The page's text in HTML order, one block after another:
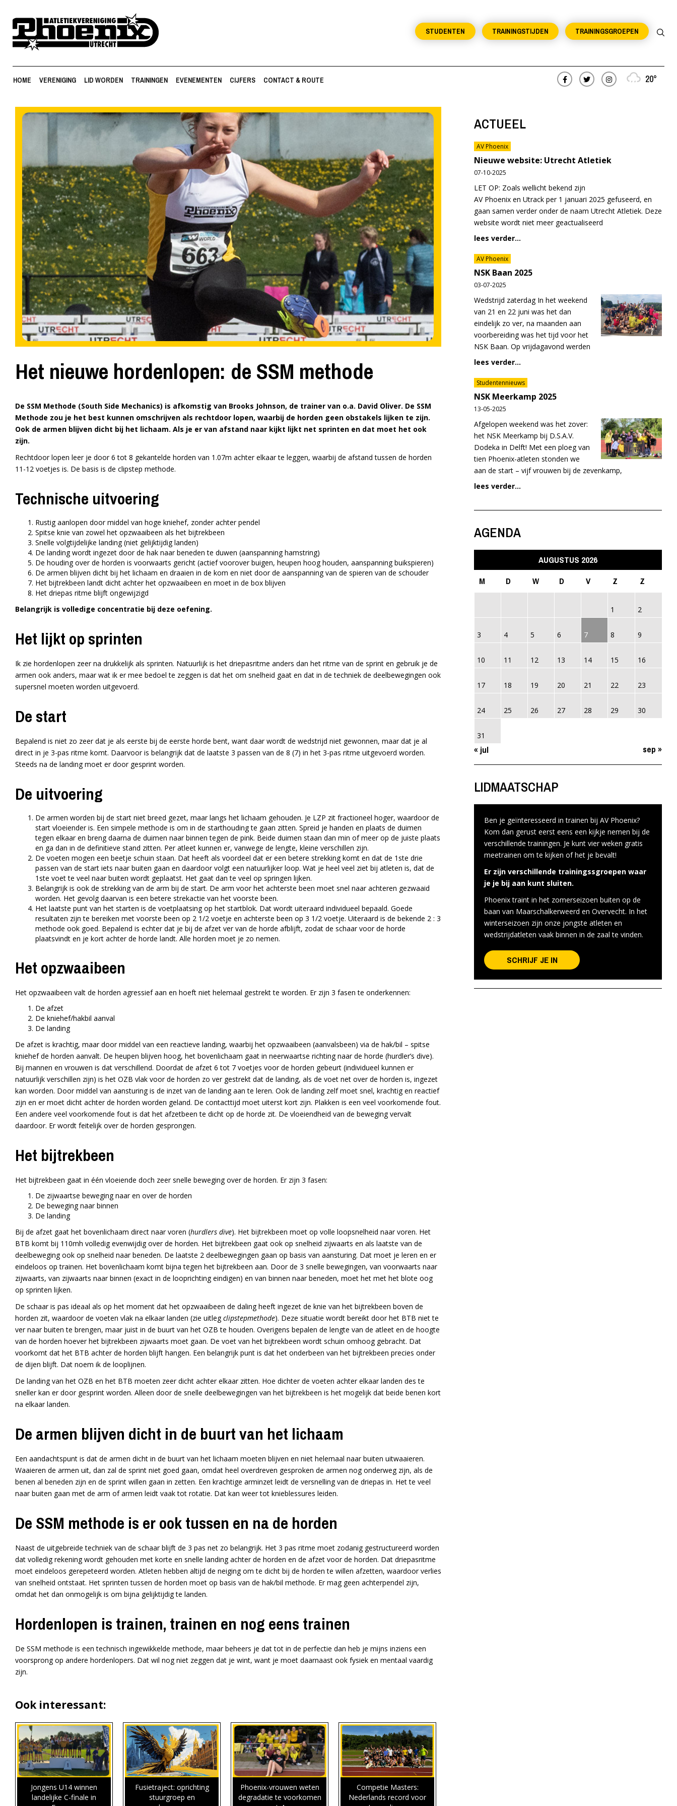
TRAININGSGROEPEN
TRAININGSTIJDEN
STUDENTEN
HOME VERENIGING LID WORDEN TRAININGEN EVENEMENTEN CIJFERS CONTACT & ROUTE 20°
Het nieuwe hordenlopen: de SSM methode
De SSM Methode (South Side Mechanics) is afkomstig van Brooks Johnson, de trainer van o.a. David Oliver. De SSM
Methode zou je het best kunnen omschrijven als rechtdoor lopen, waarbij de horden geen obstakels lijken te zijn.
Ook de armen blijven dicht bij het lichaam. Als je er van afstand naar kijkt lijkt net sprinten en dat moet het ook
zijn.
Rechtdoor lopen leer je door 6 tot 8 gekantelde horden van 1.07m achter elkaar te leggen, waarbij de afstand tussen de horden
11-12 voetjes is. De basis is de clipstep methode.
Technische uitvoering
Rustig aanlopen door middel van hoge kniehef, zonder achter pendel
Spitse knie van zowel het opzwaaibeen als het bijtrekbeen
Snelle volgtijdelijke landing (niet gelijktijdig landen)
De landing wordt ingezet door de hak naar beneden te duwen (aanspanning hamstring)
De houding over de horden is voorwaarts gericht (actief voorover buigen, heupen hoog houden, aanspanning buikspieren)
De armen blijven dicht bij het lichaam en draaien in de kom en niet door de aanspanning van de spieren van de schouder
Het bijtrekbeen landt dicht achter het opzwaaibeen en moet in de box blijven
Het driepas ritme blijft ongewijzigd
Belangrijk is volledige concentratie bij deze oefening.
Het lijkt op sprinten
Ik zie hordenlopen zeer na drukkelijk als sprinten. Natuurlijk is het driepasritme anders dan het ritme van de sprint en gebruik je de
armen ook anders, maar wat ik er mee bedoel te zeggen is dat het om snelheid gaat en dat in de techniek de deelbewegingen ook
supersnel moeten worden uitgevoerd.
De start
Bepalend is niet zo zeer dat je als eerste bij de eerste horde bent, want daar wordt de wedstrijd niet gewonnen, maar dat je al
direct in je 3-pas ritme komt. Daarvoor is belangrijk dat de laatste 3 passen van de 8 (7) in het 3-pas ritme uitgevoerd worden.
Steeds na de landing moet er door gesprint worden.
De uitvoering
De armen worden bij de start niet breed gezet, maar langs het lichaam gehouden. Je LZP zit fractioneel hoger, waardoor de
start vloeiender is. Een simpele methode is om in de starthouding te gaan zitten. Spreid je handen en plaats de duimen
tegen elkaar en breng daarna de duimen naar binnen tegen de pink. Beide duimen staan dan min of meer op de juiste plaats
en ga dan in de definitieve stand zitten. Per atleet kunnen er, vanwege de lengte, kleine verschillen zijn.
De voeten mogen een beetje schuin staan. Dat heeft als voordeel dat er een betere strekking komt en dat de 1ste drie
passen van de start iets naar buiten gaan en daardoor volgt een natuurlijker loop. Wat je heel veel ziet bij atleten is, dat de
1ste voet te veel naar buiten wordt geplaatst. Het gaat dan te veel op springen lijken.
Belangrijk is ook de strekking van de arm bij de start. De arm voor het achterste been moet snel naar achteren gezwaaid
worden. Het gevolg daarvan is een betere strekactie van het voorste been.
Het laatste punt van het starten is de voetplaatsing op het startblok. Dat wordt uiteraard individueel bepaald. Goede
resultaten zijn te bereiken met voorste been op 2 1/2 voetje en achterste been op 3 1/2 voetje. Uiteraard is de bekende 2 : 3
methode ook goed. Bepalend is echter dat je bij de afzet ver van de horde afblijft, zodat de schaar voor de horde
plaatsvindt en je kort achter de horde landt. Alle horden moet je zo nemen.
Het opzwaaibeen
Het opzwaaibeen valt de horden agressief aan en hoeft niet helemaal gestrekt te worden. Er zijn 3 fasen te onderkennen:
De afzet
De kniehef/hakbil aanval
De landing
De afzet is krachtig, maar door middel van een reactieve landing, waarbij het opzwaaibeen (aanvalsbeen) via de hak/bil – spitse
kniehef de horden aanvalt. De heupen blijven hoog, het bovenlichaam gaat in neerwaartse richting naar de horde (hurdler’s dive).
Bij mannen en vrouwen is dat verschillend. Doordat de afzet 6 tot 7 voetjes voor de horden gebeurt (individueel kunnen er
natuurlijk verschillen zijn) is het OZB vlak voor de horden zo ver gestrekt dat de landing, als de voet net over de horden is, ingezet
kan worden. Door middel van aansturing is de inzet van de landing aan te leren. Ook de landing zelf moet snel, krachtig en reactief
zijn en er moet dicht achter de horden worden geland. De contacttijd moet uiterst kort zijn. Plakken is een veel voorkomende fout.
Een andere veel voorkomende fout is dat het afzetbeen te dicht op de horde zit. De vloeiendheid van de beweging vervalt
daardoor. Er wordt feitelijk over de horden gesprongen.
Het bijtrekbeen
Het bijtrekbeen gaat in één vloeiende doch zeer snelle beweging over de horden. Er zijn 3 fasen:
De zijwaartse beweging naar en over de horden
De beweging naar binnen
De landing
Bij de afzet gaat het bovenlichaam direct naar voren (hurdlers dive). Het bijtrekbeen moet op volle loopsnelheid naar voren. Het
BTB komt bij 110mh volledig evenwijdig over de horden. Het bijtrekbeen gaat ook op snelheid zijwaarts en als laatste van de
deelbeweging ook op snelheid naar beneden. De laatste 2 deelbewegingen gaan op basis van aansturing. Dat moet je leren en er
eindeloos op trainen. Het bovenlichaam komt bijna tegen het bijtrekbeen aan. Door de 3 snelle bewegingen, van voorwaarts naar
zijwaarts, van zijwaarts naar binnen (exact in de looprichting eindigen) en van binnen naar beneden, moet het met het blote oog
op sprinten lijken.
De schaar is pas ideaal als op het moment dat het opzwaaibeen de daling heeft ingezet de knie van het bijtrekbeen boven de
horden zit, waardoor de voeten vlak na elkaar landen (zie uitlegclipstepmethode). Deze situatie wordt bereikt door het BTB niet te
ver naar buiten te brengen, maar juist in de buurt van het OZB te houden. Overigens bepalen de lengte van de atleet en de hoogte
van de horden hoever het bijtrekbeen zijwaarts moet gaan. De voet van het bijtrekbeen wordt schuin omhoog gebracht. Dat
voorkomt dat het BTB achter de horden blijft hangen. Een belangrijk punt is dat het onderbeen van het bijtrekbeen precies onder
de dijen blijft. Dat noem ik de looplijnen.
De landing van het OZB en het BTB moeten zeer dicht achter elkaar zitten. Hoe dichter de voeten achter elkaar landen des te
sneller kan er door gesprint worden. Alleen door de snelle deelbewegingen van het bijtrekbeen is het mogelijk dat beide benen kort
na elkaar landen.
De armen blijven dicht in de buurt van het lichaam
Een aandachtspunt is dat de armen dicht in de buurt van het lichaam moeten blijven en niet helemaal naar buiten uitwaaieren.
Waaieren de armen uit, dan zal de sprint niet goed gaan, omdat heel overdreven gesproken de armen nog onderweg zijn, als de
benen al beneden zijn en de sprint willen gaan in zetten. Een krachtige arminzet leidt de versnelling van de driepas in. Het te veel
naar buiten gaan met de arm of armen leidt vaak tot rotatie. Dat kan weer tot knieblessures leiden.
De SSM methode is er ook tussen en na de horden
Naast de uitgebreide techniek van de schaar blijft de 3 pas net zo belangrijk. Het 3 pas ritme moet zodanig gestructureerd worden
dat volledig rekening wordt gehouden met korte en snelle landing achter de horden en de afzet voor de horden. Dat driepasritme
moet eindeloos gerepeteerd worden. Atleten hebben altijd de neiging om te dicht bij de horden te willen afzetten, waardoor verlies
van snelheid ontstaat. Het sprinten tussen de horden moet op basis van de hak/bil methode. Er mag geen achterpendel zijn,
omdat het dan onmogelijk is om bijna gelijktijdig te landen.
Hordenlopen is trainen, trainen en nog eens trainen
De SSM methode is een technisch ingewikkelde methode, maar beheers je dat tot in de perfectie dan heb je mijns inziens een
voorsprong op andere hordenlopers. Dat wil nog niet zeggen dat je wint, want je moet daarnaast ook fysiek en mentaal vaardig
zijn.
Ook interessant:
Jongens U14 winnen
landelijke C-finale in
Fusietraject: oprichting
stuurgroep en
Phoenix-vrouwen weten
degradatie te voorkomen
Competie Masters:
Nederlands record voor
ACTUEEL
AV Phoenix
Nieuwe website: Utrecht Atletiek
07-10-2025
LET OP: Zoals wellicht bekend zijn
AV Phoenix en Utrack per 1 januari 2025 gefuseerd, en
gaan samen verder onder de naam Utrecht Atletiek. Deze
website wordt niet meer geactualiseerd
lees verder...
AV Phoenix
NSK Baan 2025
03-07-2025
Wedstrijd zaterdag In het weekend
van 21 en 22 juni was het dan
eindelijk zo ver, na maanden aan
voorbereiding was het tijd voor het
NSK Baan. Op vrijdagavond werden
lees verder...
Studentennieuws
NSK Meerkamp 2025
13-05-2025
Afgelopen weekend was het zover:
het NSK Meerkamp bij D.S.A.V.
Dodeka in Delft! Met een ploeg van
tien Phoenix-atleten stonden we
aan de start – vijf vrouwen bij de zevenkamp,
lees verder...
AGENDA
AUGUSTUS 2026
M
D W D V Z Z
1 2
3 4 5 6 7 8 9
10 11 12 13 14 15 16
17 18 19 20 21 22 23
24 25 26 27 28 29 30
31
« jul sep »
LIDMAATSCHAP
Ben je geïnteresseerd in trainen bij AV Phoenix?
Kom dan gerust eerst eens een kijkje nemen bij de
verschillende trainingen. Je kunt vier weken gratis
meetrainen om te kijken of het je bevalt!
Er zijn verschillende trainingssgroepen waar
je je bij aan kunt sluiten.
Phoenix traint in het zomerseizoen buiten op de
baan van Maarschalkerweerd en Overvecht. In het
winterseizoen zijn onze jongste atleten en
wedstrijdatleten vaak binnen in de zaal te vinden.
SCHRIJF JE IN